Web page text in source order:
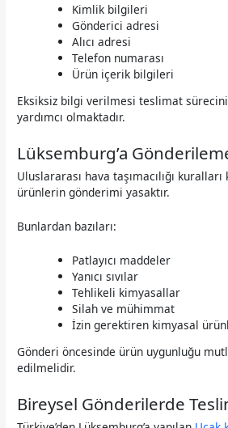
Kimlik bilgileri
Gönderici adresi
Alıcı adresi
Telefon numarası
Ürün içerik bilgileri
Eksiksiz bilgi verilmesi teslimat
yardımcı olmaktadır.
Lüksemburg’a
Uluslararası hava taşımacılığı kuralları
ürünlerin gönderimi yasaktır.
Bunlardan bazıları:
Patlayıcı maddeler
Yanıcı sıvılar
Tehlikeli kimyasallar
Silah ve mühimmat
İzin gerektiren kimyasal
Gönderi öncesinde ürün uygunluğu
edilmelidir.
Bireysel Gönderilerde